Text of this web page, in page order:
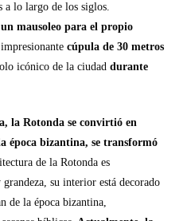
a lo largo de los siglos.
mausoleo para el propio
impresionantecúpula de 30 metros
icónico de la ciudad durante
la Rotonda se convirtió en
época bizantina, se transformó
de la Rotonda es
su interior está decorado
de la época bizantina,